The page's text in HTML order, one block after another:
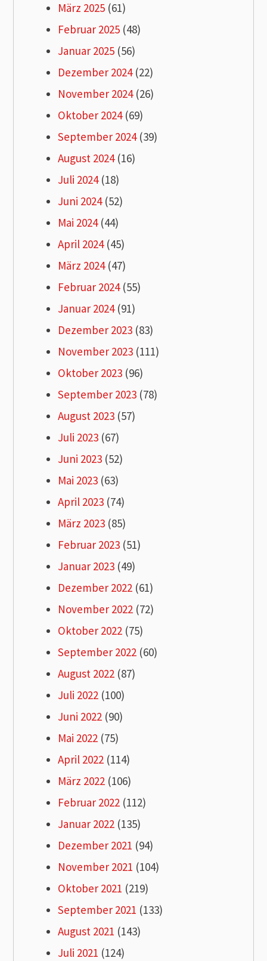
März 2025 (61)
Februar 2025 (48)
Januar 2025 (56)
Dezember 2024(22)
November 2024(26)
Oktober 2024(69)
September 2024(39)
August 2024(16)
Juli 2024(18)
Juni 2024(52)
Mai 2024(44)
April 2024(45)
März 2024(47)
Februar 2024(55)
Januar 2024(91)
Dezember 2023 (83)
November 2023 (111)
Oktober 2023 (96)
September 2023 (78)
August 2023 (57)
Juli 2023 (67)
Juni 2023 (52)
Mai 2023 (63)
April 2023 (74)
März 2023 (85)
Februar 2023 (51)
Januar 2023 (49)
Dezember 2022 (61)
November 2022 (72)
Oktober 2022 (75)
September 2022 (60)
August 2022 (87)
Juli 2022 (100)
Juni 2022 (90)
Mai 2022 (75)
April 2022 (114)
März 2022 (106)
Februar 2022 (112)
Januar 2022 (135)
Dezember 2021 (94)
November 2021 (104)
Oktober 2021 (219)
September 2021 (133)
August 2021 (143)
Juli 2021 (124)